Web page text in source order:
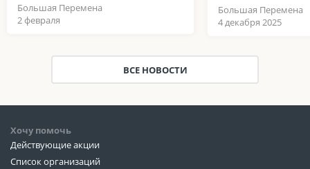
Большая Перемена
2 февраля
Большая Перемена
4 декабря 2025
ВСЕ НОВОСТИ
Хочу помочь
Действующие акции
Список организаций